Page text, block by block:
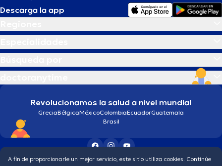
Descarga la app
Revolucionamos la salud a nivel mundial
GreciaBélgicaMéxicoColombiaEcuadorGuatemala
Brasil
A fin de proporcionarle un mejor servicio, este sitio utiliza cookies. Continúe